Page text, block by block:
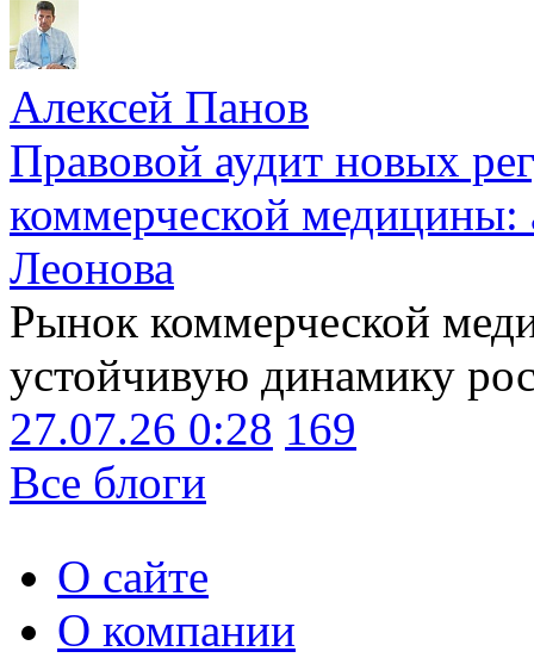
Алексей Панов
Правовой аудит новых
коммерческой медицины:
Леонова
Рынок коммерческой
устойчивую динамику
27.07.26 0:28 169
Все блоги
О сайте
О компании